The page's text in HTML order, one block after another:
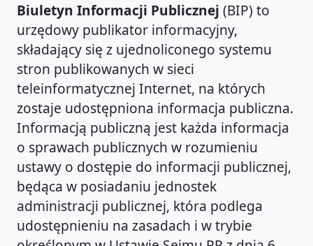
Biuletyn Informacji Publicznej (BIP) to
urzędowy publikator informacyjny,
składający się z ujednoliconego systemu
stron publikowanych w sieci
teleinformatycznej Internet, na których
zostaje udostępniona informacja publiczna.
Informacją publiczną jest każda informacja
o sprawach publicznych w rozumieniu
ustawy o dostępie do informacji publicznej,
będąca w posiadaniu jednostek
administracji publicznej, która podlega
udostępnieniu na zasadach i w trybie